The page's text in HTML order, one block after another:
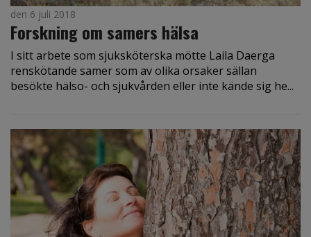
den 6 juli 2018
Forskning om samers hälsa
I sitt arbete som sjuksköterska mötte Laila Daerga
renskötande samer som av olika orsaker sällan
besökte hälso- och sjukvården eller inte kände sig he...